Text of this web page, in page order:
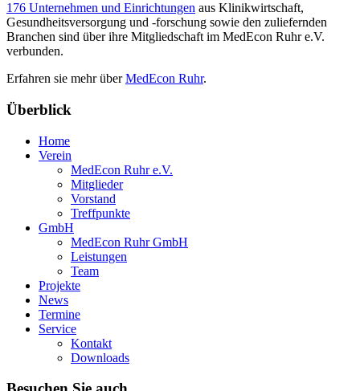
176 Unternehmen und Einrichtungen aus Klinikwirtschaft,
Gesundheitsversorgung und -forschung sowie den zuliefernden
Branchen sind über ihre Mitgliedschaft im MedEcon Ruhr e.V.
verbunden.
Erfahren sie mehr überMedEcon Ruhr.
Überblick
Home
Verein
MedEcon Ruhr e.V.
Mitglieder
Vorstand
Treffpunkte
GmbH
MedEcon Ruhr GmbH
Leistungen
Team
Projekte
News
Termine
Service
Kontakt
Downloads